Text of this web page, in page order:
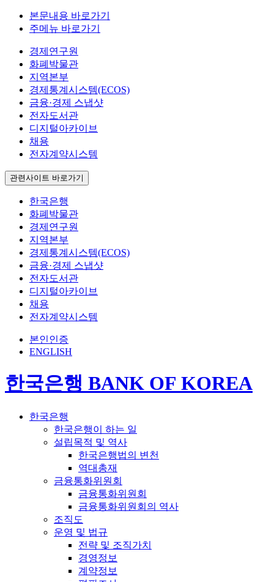
본문내용 바로가기
주메뉴 바로가기
경제연구원
화폐박물관
지역본부
경제통계시스템(ECOS)
금융·경제 스냅샷
전자도서관
디지털아카이브
채용
전자계약시스템
관련사이트 바로가기
한국은행
화폐박물관
경제연구원
지역본부
경제통계시스템(ECOS)
금융·경제 스냅샷
전자도서관
디지털아카이브
채용
전자계약시스템
본인인증
ENGLISH
한국은행 BANK OF KOREA
한국은행
한국은행이 하는 일
설립목적 및 역사
한국은행법의 변천
역대총재
금융통화위원회
금융통화위원회
금융통화위원회의 역사
조직도
운영 및 법규
전략 및 조직가치
경영정보
계약정보